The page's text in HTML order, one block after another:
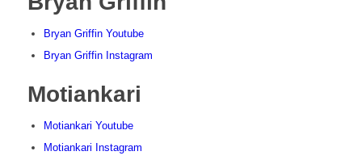
Bryan Griffin Youtube
Bryan Griffin Instagram
Motiankari
Motiankari Youtube
Motiankari Instagram